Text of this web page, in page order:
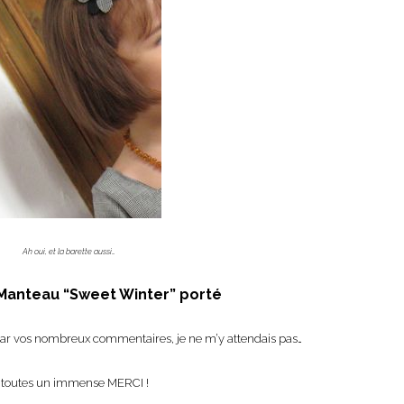
Ah oui, et la barette aussi…
“Sweet Winter” porté
vos nombreux commentaires, je ne m’y attendais pas…
un immense MERCI !